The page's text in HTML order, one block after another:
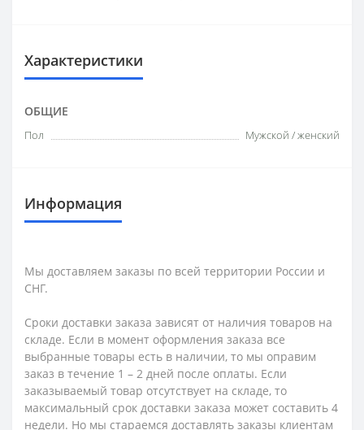
Характеристики
ОБЩИЕ
Пол Мужской / женский
Информация
Мы доставляем заказы по всей территории России и
СНГ.
Сроки доставки заказа зависят от наличия товаров на
складе. Если в момент оформления заказа все
выбранные товары есть в наличии, то мы оправим
заказ в течение 1 – 2 дней после оплаты. Если
заказываемый товар отсутствует на складе, то
максимальный срок доставки заказа может составить 4
недели. Но мы стараемся доставлять заказы клиентам